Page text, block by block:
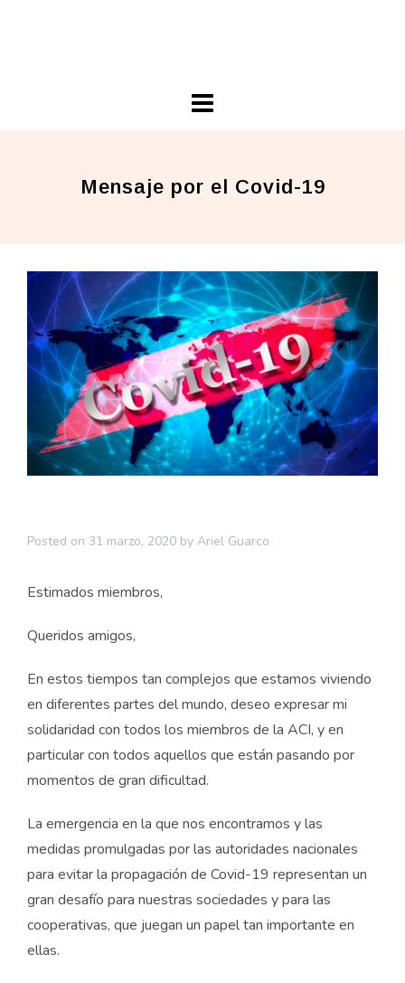
Mensaje por el Covid-19
Posted on 31 marzo, 2020 by Ariel Guarco
Estimados miembros,
Queridos amigos,
En estos tiempos tan complejos que estamos viviendo
en diferentes partes del mundo, deseo expresar mi
solidaridad con todos los miembros de la ACI, y en
particular con todos aquellos que están pasando por
momentos de gran dificultad.
La emergencia en la que nos encontramos y las
medidas promulgadas por las autoridades nacionales
para evitar la propagación de Covid-19 representan un
gran desafío para nuestras sociedades y para las
cooperativas, que juegan un papel tan importante en
ellas.